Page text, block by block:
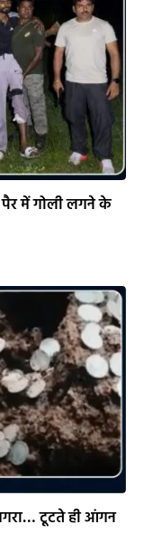
में गोली लगने के
टूटते ही आंगन